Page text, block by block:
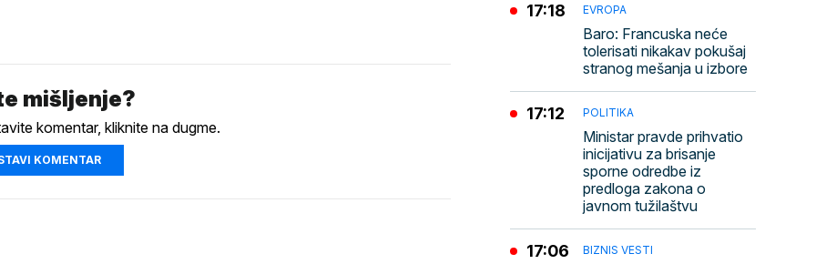
mišljenje?
komentar, kliknite na dugme.
KOMENTAR
EVROPA
Baro: Francuska neće
tolerisati nikakav pokušaj
stranog mešanja u izbore
17:18
POLITIKA
Ministar pravde prihvatio
inicijativu za brisanje
sporne odredbe iz
predloga zakona o
javnom tužilaštvu
17:12
BIZNIS VESTI
17:06